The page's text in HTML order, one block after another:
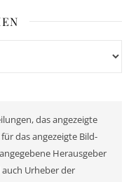
das angezeigte
das angezeigte Bild-
Herausgeber
Urheber der